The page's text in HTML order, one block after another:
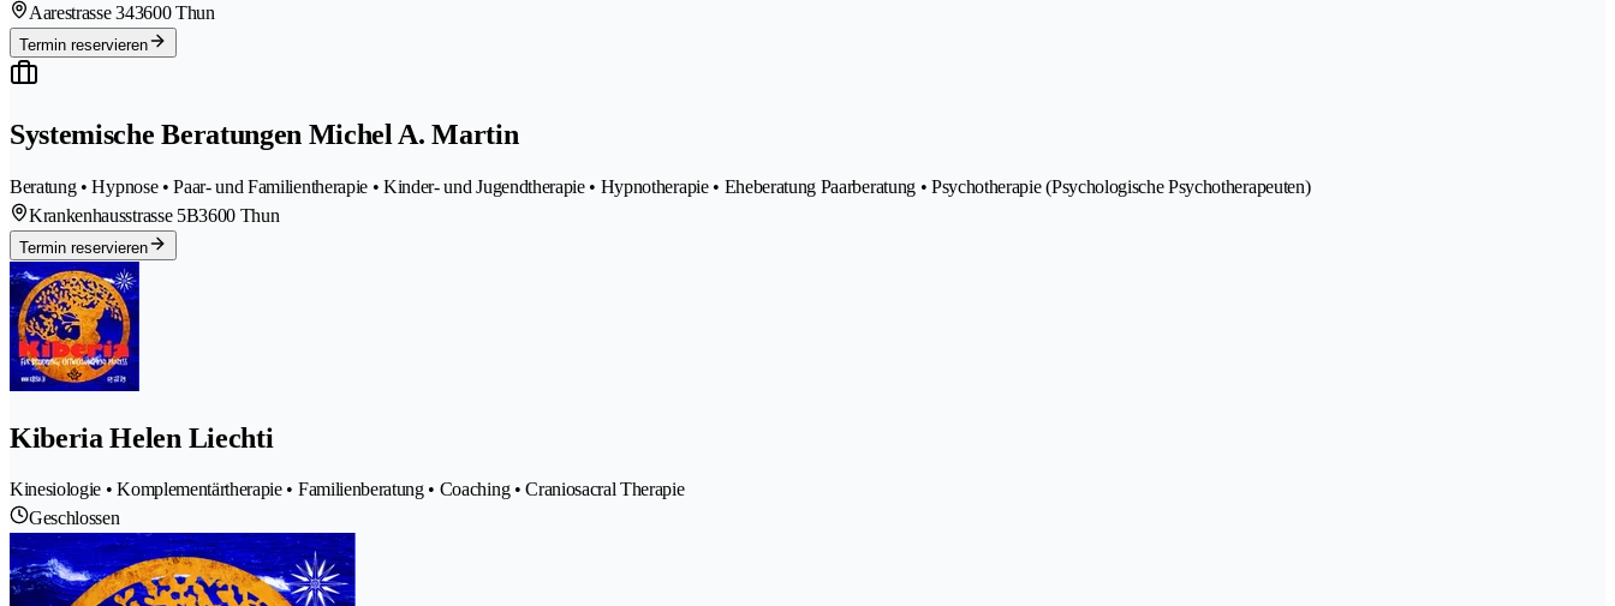
Aarestrasse 343600 Thun
Termin reservieren
Systemische Beratungen Michel A. Martin
Beratung • Hypnose • Paar- und Familientherapie • Kinder- und Jugendtherapie • Hypnotherapie • Eheberatung Paarberatung • Psychotherapie (Psychologische Psychotherapeuten)
Krankenhausstrasse 5B3600 Thun
Termin reservieren
Kiberia Helen Liechti
Kinesiologie • Komplementärtherapie • Familienberatung • Coaching • Craniosacral Therapie
Geschlossen